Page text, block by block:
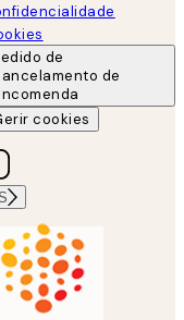
de
de
cookies